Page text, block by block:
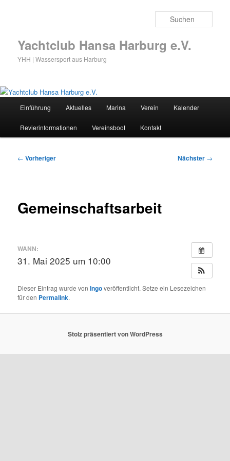
Yachtclub Hansa Harburg e.V.
YHH | Wassersport aus Harburg
Einführung Aktuelles Marina Verein Kalender
Revierinformationen Vereinsboot Kontakt
Beitragsnavigation
← Vorheriger Nächster →
Gemeinschaftsarbeit
WANN:
31. Mai 2025 um 10:00
Dieser Eintrag wurde vonIngoveröffentlicht. Setze ein Lesezeichen
für den Permalink.
Stolz präsentiert von WordPress